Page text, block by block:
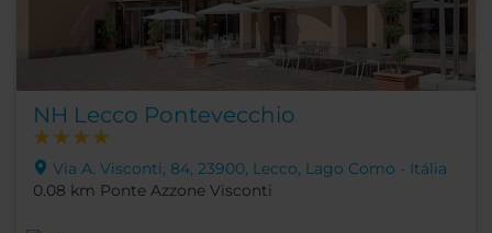
NH Lecco Pontevecchio
Via A. Visconti, 84, 23900, Lecco, Lago Como - Itália
0.08 km Ponte Azzone Visconti